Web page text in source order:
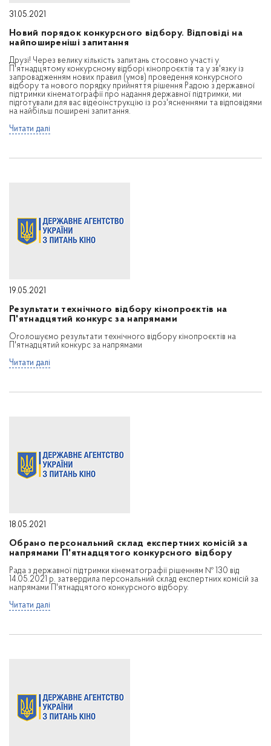
31.05.2021
Новий порядок конкурсного відбору. Відповіді на
найпоширеніші запитання
Друзі! Через велику кількість запитань стосовно участі у
П'ятнадцятому конкурсному відборі кінопроєктів та у зв'язку із
запровадженням нових правил (умов) проведення конкурсного
відбору та нового порядку прийняття рішення Радою з державної
підтримки кінематографії про надання державної підтримки, ми
підготували для вас відеоінструкцію із роз'ясненнями та відповідями
на найбільш поширені запитання.
Читати далі
19.05.2021
Результати технічного відбору кінопроєктів на
П'ятнадцятий конкурс за напрямами
Оголошуємо результати технічного відбору кінопроєктів на
П'ятнадцятий конкурс за напрямами
Читати далі
18.05.2021
Обрано персональний склад експертних комісій за
напрямами П'ятнадцятого конкурсного відбору
Рада з державної підтримки кінематографії рішенням № 130 від
14.05.2021 р. затвердила персональний склад експертних комісій за
напрямами П'ятнадцятого конкурсного відбору.
Читати далі